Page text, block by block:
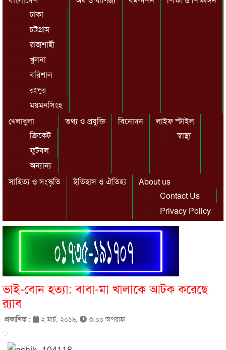
ঢাকা
চট্টগ্রাম
রাজশাহী
খুলনা
বরিশাল
রংপুর
ময়মনসিংহ
খেলাধুলা
ক্রিকেট
ফুটবল
অন্যান্য
তথ্য ও প্রযুক্তি বিনোদন
লাইফ স্টাইল
স্বাস্থ্য
সাহিত্য ও সংস্কৃতি ইতিহাস ও ঐতিহ্য
About us
Contact Us
Privacy Policy
ভাই-বোন হত্যা: বাবা-মা খালাকে আটক করেছে
র‌্যাব
প্রকাশিত : ২ মার্চ, ২০১৬, ৩:০০ অপরাহ্ণ